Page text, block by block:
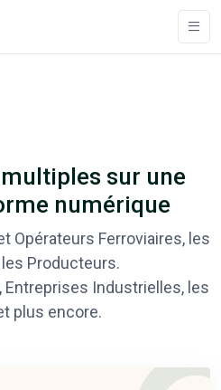
sur une
numérique
Opérateurs Ferroviaires, les
Producteurs.
Industrielles, les
plus encore.